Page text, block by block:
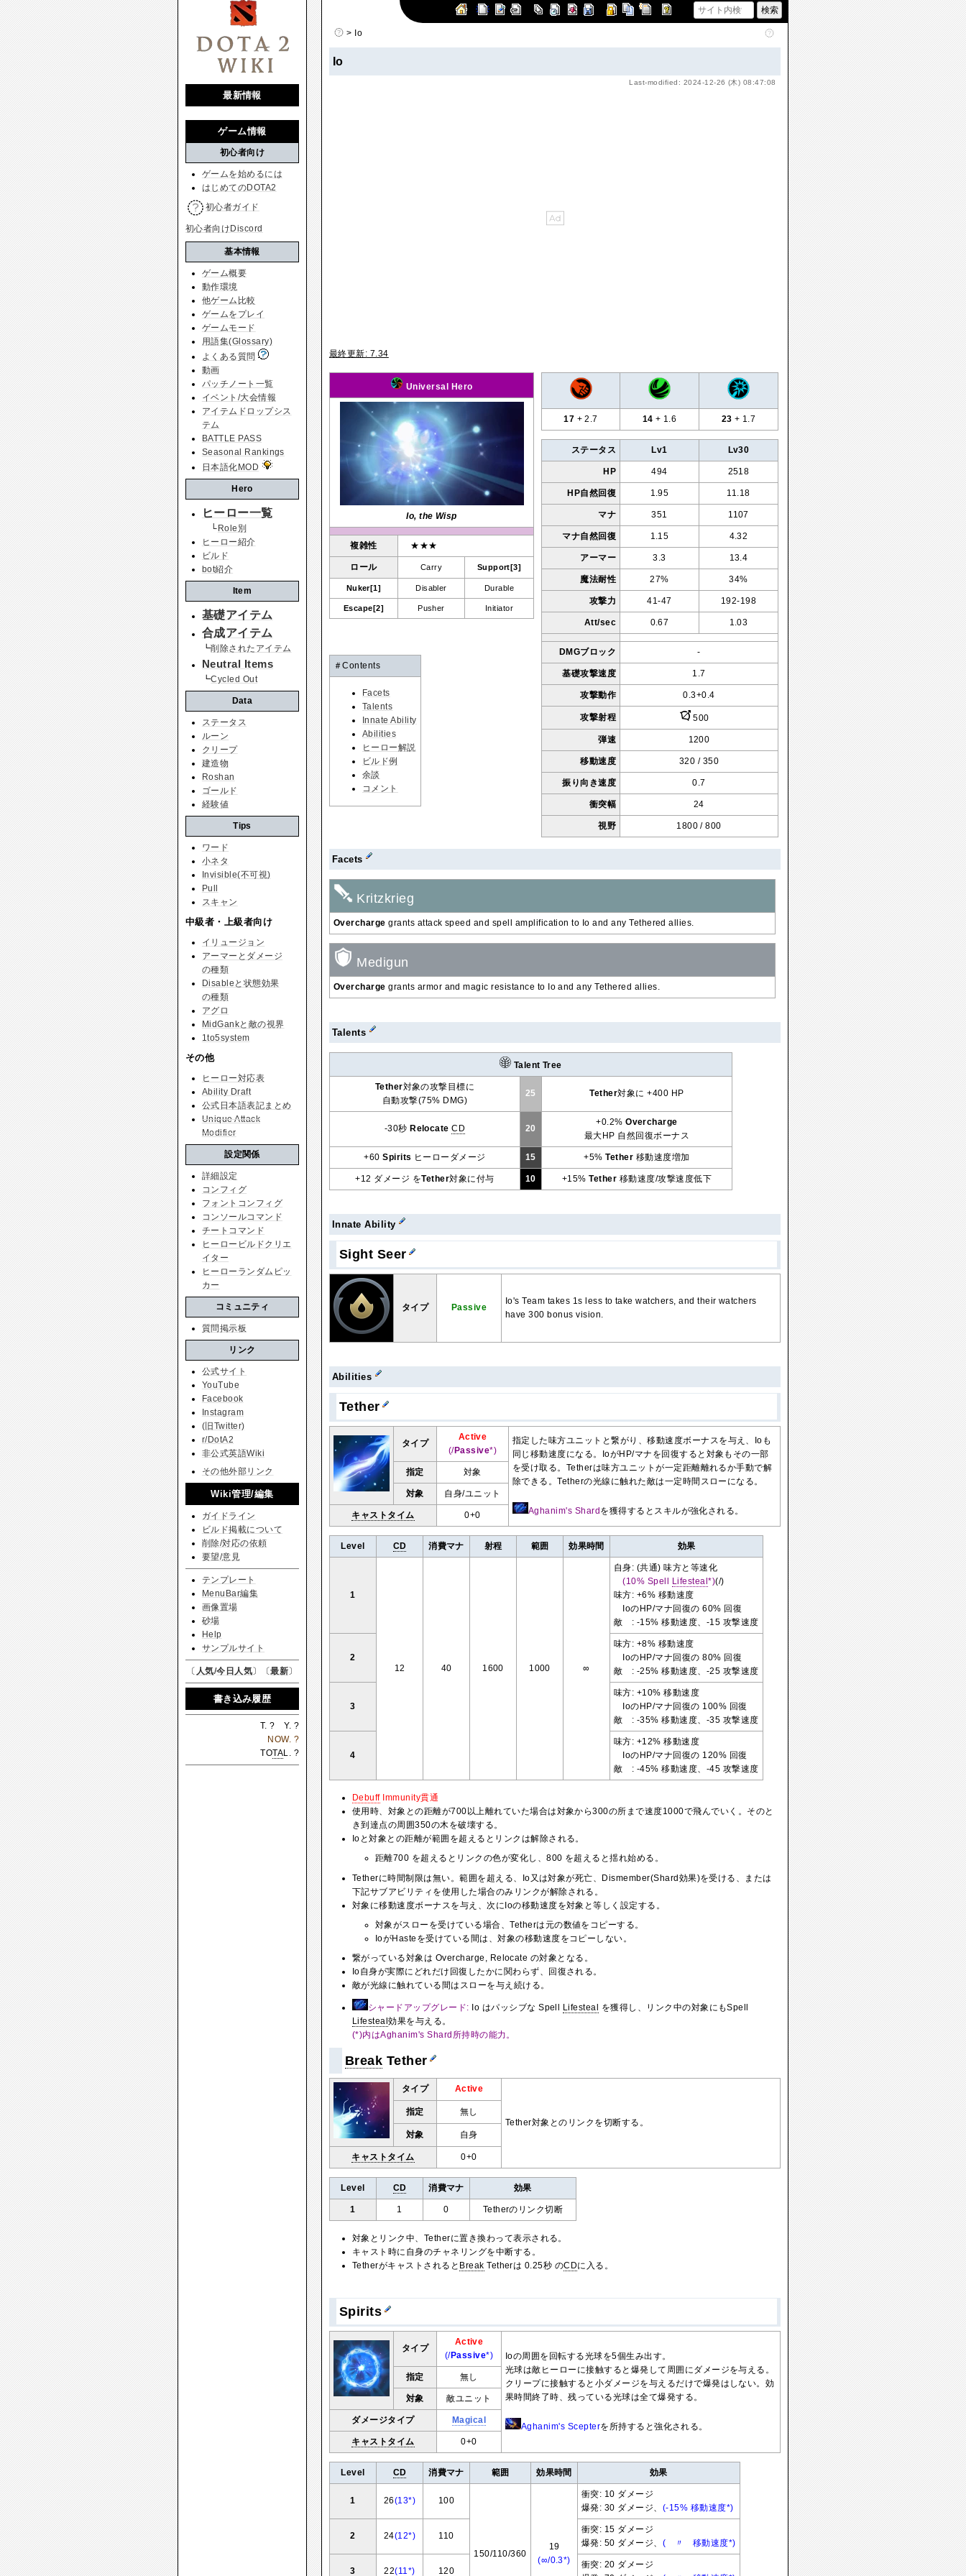
> Io
Io
Last-modified: 2024-12-26 (木) 08:47:08
最終更新: 7.34
Universal Hero
Io, the Wisp
複雑性 ★★★
ロール Carry Support[3]
Nuker[1] Disabler Durable
Escape[2] Pusher Initiator
＃Contents
Facets
Talents
Innate Ability
Abilities
ヒーロー解説
ビルド例
余談
コメント
17 + 2.7 14 + 1.6 23 + 1.7
ステータス Lv1 Lv30
HP 494 2518
HP自然回復 1.95 11.18
マナ 351 1107
マナ自然回復 1.15 4.32
アーマー 3.3 13.4
魔法耐性 27% 34%
攻撃力 41-47 192-198
Att/sec 0.67 1.03
DMGブロック -
基礎攻撃速度 1.7
攻撃動作 0.3+0.4
攻撃射程 500
弾速 1200
移動速度 320 / 350
振り向き速度 0.7
衝突幅 24
視野 1800 /800
Facets
Kritzkrieg
Overcharge grants attack speed and spell amplification to Io and any Tethered allies.
Medigun
Overcharge grants armor and magic resistance to Io and any Tethered allies.
Talents
Talent Tree
Tether対象の攻撃目標に
自動攻撃(75% DMG)
25 Tether対象に +400 HP
-30秒Relocate CD 20
+0.2%Overcharge
最大HP 自然回復ボーナス
+60Spirits ヒーローダメージ 15 +5%Tether 移動速度増加
+12 ダメージ をTether対象に付与 10 +15%Tether 移動速度/攻撃速度低下
Innate Ability
Sight Seer
タイプ Passive
Io's Team takes 1s less to take watchers, and their watchers
have 300 bonus vision.
Abilities
Tether
タイプ
Active
(/Passive*)
指定した味方ユニットと繋がり、移動速度ボーナスを与え、Ioも
同じ移動速度になる。IoがHP/マナを回復すると対象もその一部
を受け取る。Tetherは味方ユニットが一定距離離れるか手動で解
除できる。Tetherの光線に触れた敵は一定時間スローになる。
Aghanim's Shard を獲得するとスキルが強化される。
指定 対象
対象 自身/ユニット
キャストタイム 0+0
Level CD 消費マナ 射程 範囲 効果時間 効果
1
12 40 1600 1000 ∞
自身: (共通) 味方と等速化
(10% Spell
Lifesteal*)(/)
味方: +6% 移動速度
IoのHP/マナ回復の 60% 回復
敵 : -15% 移動速度、-15 攻撃速度
2
味方: +8% 移動速度
IoのHP/マナ回復の 80% 回復
敵 : -25% 移動速度、-25 攻撃速度
3
味方: +10% 移動速度
IoのHP/マナ回復の 100% 回復
敵 : -35% 移動速度、-35 攻撃速度
4
味方: +12% 移動速度
IoのHP/マナ回復の 120% 回復
敵 : -45% 移動速度、-45 攻撃速度
DebuffImmunity貫通
使用時、対象との距離が700以上離れていた場合は対象から300の所まで速度1000で飛んでいく。そのと
き到達点の周囲350の木を破壊する。
Ioと対象との距離が範囲を超えるとリンクは解除される。
距離700 を超えるとリンクの色が変化し、800 を超えると揺れ始める。
Tetherに時間制限は無い。範囲を超える、Io又は対象が死亡、Dismember(Shard効果)を受ける、または
下記サブアビリティを使用した場合のみリンクが解除される。
対象に移動速度ボーナスを与え、次にIoの移動速度を対象と等しく設定する。
対象がスローを受けている場合、Tetherは元の数値をコピーする。
IoがHasteを受けている間は、対象の移動速度をコピーしない。
繋がっている対象は Overcharge, Relocate の対象となる。
Io自身が実際にどれだけ回復したかに関わらず、回復される。
敵が光線に触れている間はスローを与え続ける。
シャードアップグレード: Io はパッシブな Spell Lifesteal を獲得し、リンク中の対象にもSpell
Lifesteal効果を与える。
(*)内はAghanim's Shard所持時の能力。
Break Tether
タイプ Active
Tether対象とのリンクを切断する。
指定 無し
対象 自身
キャストタイム 0+0
Level CD 消費マナ 効果
1 1 0 Tetherのリンク切断
対象とリンク中、Tetherに置き換わって表示される。
キャスト時に自身のチャネリングを中断する。
Tetherがキャストされると Break Tetherは 0.25秒 のCDに入る。
Spirits
タイプ
Active
(/Passive*)
Ioの周囲を回転する光球を5個生み出す。
光球は敵ヒーローに接触すると爆発して周囲にダメージを与える。
クリープに接触すると小ダメージを与えるだけで爆発はしない。効
果時間終了時、残っている光球は全て爆発する。
Aghanim's Scepterを所持すると強化される。
指定 無し
対象 敵ユニット
ダメージタイプ Magical
キャストタイム 0+0
Level CD 消費マナ 範囲 効果時間 効果
1 26(13*) 100
150/110/360
19
(∞/0.3*)
衝突: 10 ダメージ
爆発: 30 ダメージ、 (-15% 移動速度*)
2 24(12*) 110
衝突: 15 ダメージ
爆発: 50 ダメージ、 ( 〃 移動速度*)
3 22(11*) 120
衝突: 20 ダメージ
最新情報
ゲーム情報
初心者向け
ゲームを始めるには
はじめてのDOTA2
初心者ガイド
初心者向けDiscord
基本情報
ゲーム概要
動作環境
他ゲーム比較
ゲームをプレイ
ゲームモード
用語集(Glossary)
よくある質問
動画
パッチノート一覧
イベント/大会情報
アイテムドロップシス
テム
BATTLE PASS
Seasonal Rankings
日本語化MOD
Hero
ヒーロー一覧
└ Role別
ヒーロー紹介
ビルド
bot紹介
Item
基礎アイテム
合成アイテム
┗削除されたアイテム
Neutral Items
┗Cycled Out
Data
ステータス
ルーン
クリープ
建造物
Roshan
ゴールド
経験値
Tips
ワード
小ネタ
Invisible(不可視)
Pull
スキャン
中級者・上級者向け
イリュージョン
アーマーとダメージ
の種類
Disableと状態効果
の種類
アグロ
MidGankと敵の視界
1to5system
その他
ヒーロー対応表
Ability Draft
公式日本語表記まとめ
Unique Attack
Modifier
設定関係
詳細設定
コンフィグ
フォントコンフィグ
コンソールコマンド
チートコマンド
ヒーロービルドクリエ
イター
ヒーローランダムピッ
カー
コミュニティ
質問掲示板
リンク
公式サイト
YouTube
Facebook
Instagram
(旧Twitter)
r/DotA2
非公式英語Wiki
その他外部リンク
Wiki管理/編集
ガイドライン
ビルド掲載について
削除/対応の依頼
要望/意見
テンプレート
MenuBar編集
画像置場
砂場
Help
サンプルサイト
〔 人気/今日人気〕〔最新〕
書き込み履歴
T.? Y. ?
NOW. ?
TOTAL. ?